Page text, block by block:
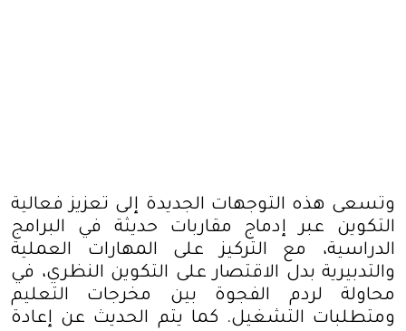
وتسعى هذه التوجهات الجديدة إلى تعزيز فعالية
التكوين عبر إدماج مقاربات حديثة في البرامج
الدراسية، مع التركيز على المهارات العملية
والتدبيرية بدل الاقتصار على التكوين النظري، في
محاولة لردم الفجوة بين مخرجات التعليم
ومتطلبات التشغيل. كما يتم الحديث عن إعادة